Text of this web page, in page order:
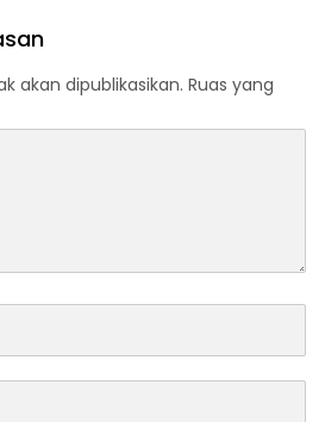
akan dipublikasikan. Ruas yang